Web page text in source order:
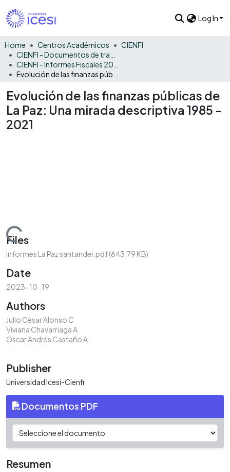
Log In
Home Centros Académicos
CIENFI
Evolución de las finanzas públicas de
La Paz: Una mirada descriptiva 1985 -
2021
Loading...
Files
Informes La Paz santander.pdf(643.79 KB)
Date
2023-10-19
Authors
Julio César Alonso C
Viviana Chavarriaga A
Oscar Andrés Castaño A
Publisher
Universidad Icesi-Cienfi
Documentos PDF
Resumen